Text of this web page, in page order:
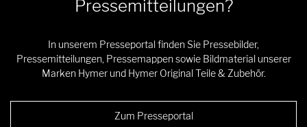
Pressemitteilungen?
In unserem Presseportal finden Sie Pressebilder,
Pressemitteilungen, Pressemappen sowie Bildmaterial unserer
Marken Hymer und Hymer Original Teile & Zubehör.
Zum Presseportal